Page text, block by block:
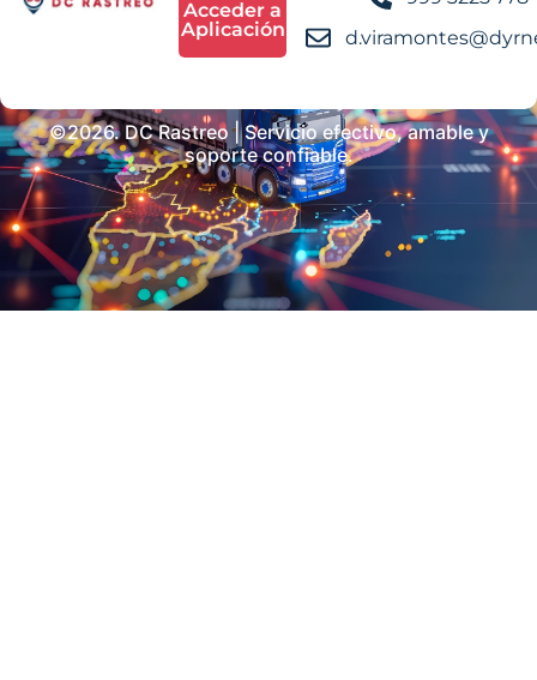
Acceder a
Aplicación
©2026. DC Rastreo | Servicio efectivo, amable y
soporte confiable.